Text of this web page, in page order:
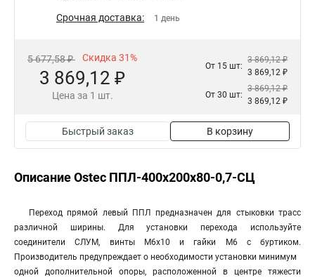
Срочная доставка: 1 день
5 677,58 ₽ Скидка 31%
3 869,12 ₽
Цена за 1 шт.
От 15 шт:
3 869,12 ₽
3 869,12 ₽
От 30 шт:
3 869,12 ₽
3 869,12 ₽
Быстрый заказ В корзину
Описание Ostec ППЛ-400х200х80-0,7-СЦ
Переход прямой левый ППЛ предназначен для стыковки трасс
различной ширины. Для установки перехода используйте
соединители СЛУМ, винты М6х10 и гайки М6 с буртиком.
Производитель предупреждает о необходимости установки минимум
одной дополнительной опоры, расположенной в центре тяжести